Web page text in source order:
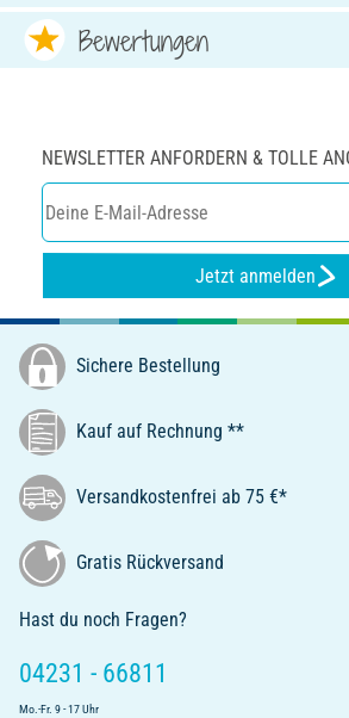
Bewertungen
NEWSLETTER ANFORDERN & TOLLE
Jetzt anmelden
Sichere Bestellung
Kauf auf Rechnung **
Versandkostenfrei ab 75 €*
Gratis Rückversand
Hast du noch Fragen?
04231 - 66811
Mo.-Fr. 9 - 17 Uhr